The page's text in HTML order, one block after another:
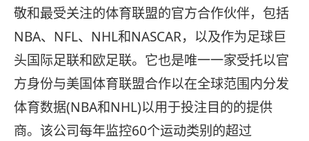
敬和最受关注的体育联盟的官方合作伙伴，包括
NBA、NFL、NHL和NASCAR，以及作为足球巨
头国际足联和欧足联。它也是唯一一家受托以官
方身份与美国体育联盟合作以在全球范围内分发
体育数据(NBA和NHL)以用于投注目的的提供
商。该公司每年监控60个运动类别的超过